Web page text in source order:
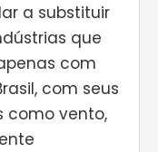
a substituir
que
com
com seus
​​como vento,